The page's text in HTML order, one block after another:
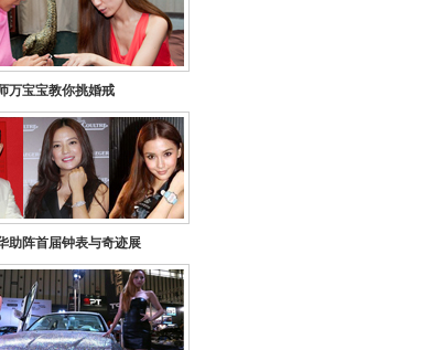
品鉴
万宝宝教你挑婚戒
助阵首届钟表与奇迹展